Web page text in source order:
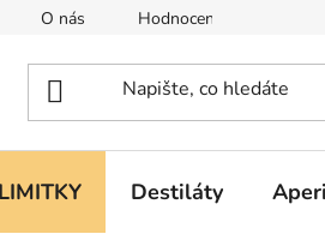
O nás Hodnocení obchodu
Destiláty